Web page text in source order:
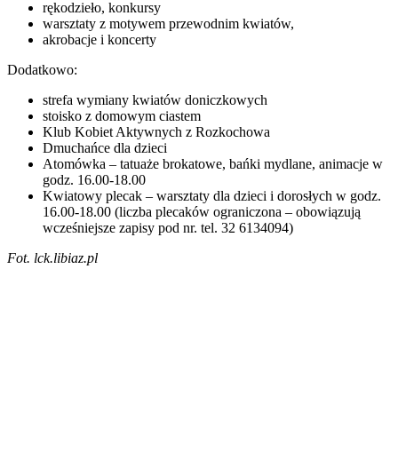
rękodzieło, konkursy
warsztaty z motywem przewodnim kwiatów,
akrobacje i koncerty
Dodatkowo:
strefa wymiany kwiatów doniczkowych
stoisko z domowym ciastem
Klub Kobiet Aktywnych z Rozkochowa
Dmuchańce dla dzieci
Atomówka – tatuaże brokatowe, bańki mydlane, animacje w
godz. 16.00-18.00
Kwiatowy plecak – warsztaty dla dzieci i dorosłych w godz.
16.00-18.00 (liczba plecaków ograniczona – obowiązują
wcześniejsze zapisy pod nr. tel. 32 6134094)
Fot. lck.libiaz.pl